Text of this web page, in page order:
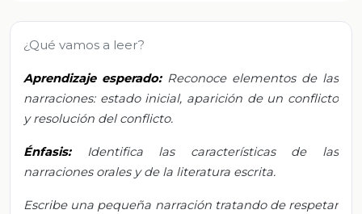
¿Qué vamos a leer?
Aprendizaje esperado: Reconoce elementos de las
narraciones: estado inicial, aparición de un conflicto
y resolución del conflicto.
Énfasis: Identifica las características de las
narraciones orales y de la literatura escrita.
Escribe una pequeña narración tratando de respetar